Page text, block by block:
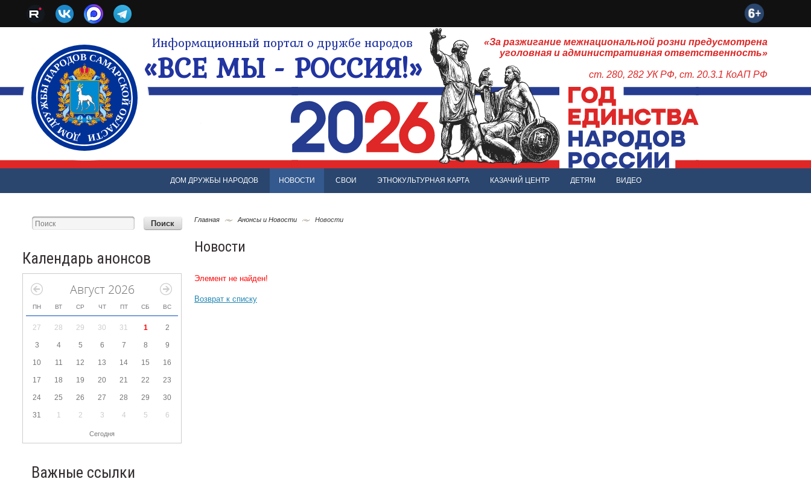
Информационный портал о дружбе народов
«ВСЕ МЫ - РОССИЯ!»
«За разжигание межнациональной розни предусмотрена
уголовная и административная ответственность»
ст. 280, 282 УК РФ, ст. 20.3.1 КоАП РФ
ДОМ ДРУЖБЫ НАРОДОВ НОВОСТИ СВОИ ЭТНОКУЛЬТУРНАЯ КАРТА КАЗАЧИЙ ЦЕНТР ДЕТЯМ ВИДЕО
Календарь анонсов
Август 2026
ПН ВТ СР ЧТ ПТ СБ ВС
27 28 29 30 31 1 2
3 4 5 6 7 8 9
10 11 12 13 14 15 16
17 18 19 20 21 22 23
24 25 26 27 28 29 30
31 1 2 3 4 5 6
Сегодня
Важные ссылки
Главная Анонсы и Новости Новости
Новости
Элемент не найден!
Возврат к списку